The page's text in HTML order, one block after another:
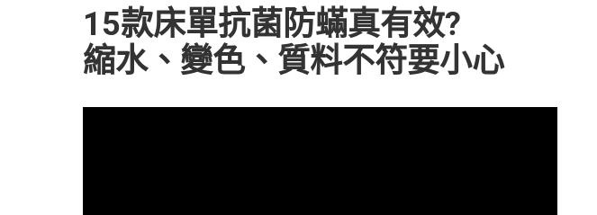
15款床單抗菌防蟎真有效?
縮水、變色、質料不符要小心